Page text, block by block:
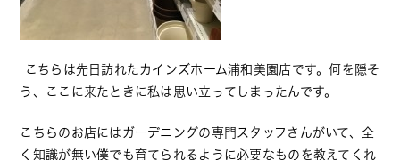
こちらは先日訪れたカインズホーム浦和美園店です。何を隠そ
う、ここに来たときに私は思い立ってしまったんです。
こちらのお店にはガーデニングの専門スタッフさんがいて、全
く知識が無い僕でも育てられるように必要なものを教えてくれ